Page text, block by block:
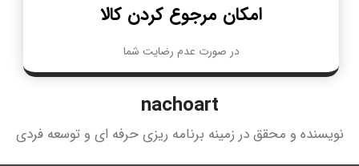
امکان مرجوع کردن کالا
در صورت عدم رضایت شما
nachoart
نویسنده و محقق در زمینه برنامه ریزی حرفه ای و توسعه فردی